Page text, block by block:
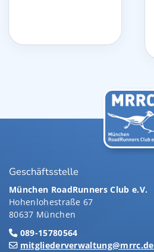
Geschäftsstelle
München RoadRunners Club e.V.
Hohenlohestraße 67
80637 München
089-15780564
mitgliederverwaltung@mrrc.de